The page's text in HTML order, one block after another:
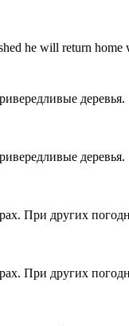
he will return
деревья.
деревья.
При других
При других